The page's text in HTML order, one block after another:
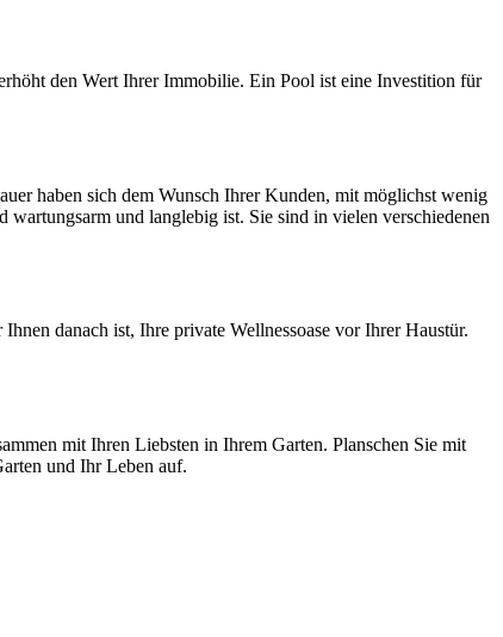
den Wert Ihrer Immobilie. Ein Pool ist eine Investition für
haben sich dem Wunsch Ihrer Kunden, mit möglichst wenig
und langlebig ist. Sie sind in vielen verschiedenen
danach ist, Ihre private Wellnessoase vor Ihrer Haustür.
mit Ihren Liebsten in Ihrem Garten. Planschen Sie mit
und Ihr Leben auf.